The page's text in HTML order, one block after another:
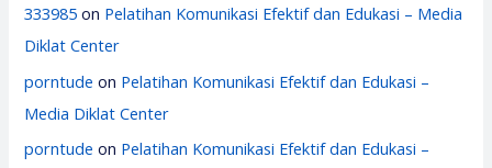
333985 on Pelatihan Komunikasi Efektif dan Edukasi – Media
Diklat Center
porntude on Pelatihan Komunikasi Efektif dan Edukasi –
Media Diklat Center
porntude on Pelatihan Komunikasi Efektif dan Edukasi –